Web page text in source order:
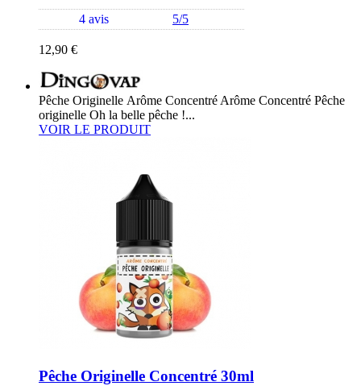
4 avis 5/5
12,90 €
Pêche Originelle Arôme Concentré Arôme Concentré Pêche
originelle Oh la belle pêche !...
VOIR LE PRODUIT
Pêche Originelle Concentré 30ml